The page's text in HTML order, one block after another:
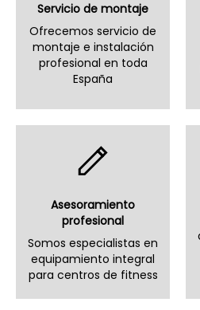
Servicio de montaje
Ofrecemos servicio de
montaje e instalación
profesional en toda
España
Asesoramiento
profesional
Somos especialistas en
equipamiento integral
para centros de fitness